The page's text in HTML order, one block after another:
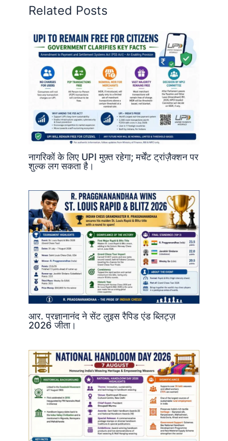
Related Posts
नागरिकों के लिए UPI मुफ़्त रहेगा; मर्चेंट ट्रांज़ैक्शन पर
शुल्क लग सकता है।
आर. प्रज्ञानानंद ने सेंट लुइस रैपिड एंड ब्लिट्ज़
2026 जीता।